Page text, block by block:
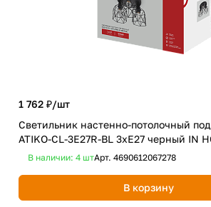
1 762 ₽/шт
Светильник настенно-потолочный
ATIKO-СL-3E27R-BL 3хЕ27 черный IN
В наличии: 4 штАрт. 4690612067278
В корзину